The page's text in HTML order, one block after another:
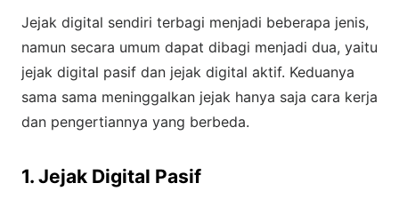
Jejak digital sendiri terbagi menjadi beberapa jenis,
namun secara umum dapat dibagi menjadi dua, yaitu
jejak digital pasif dan jejak digital aktif. Keduanya
sama sama meninggalkan jejak hanya saja cara kerja
dan pengertiannya yang berbeda.
1. Jejak Digital Pasif